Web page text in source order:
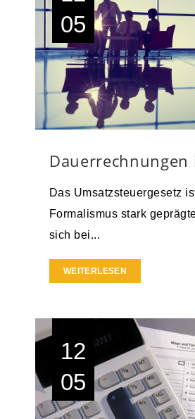
05
Dauerrechnungen
Das Umsatzsteuergesetz
Formalismus stark
sich bei...
WEITERLESEN
12
05